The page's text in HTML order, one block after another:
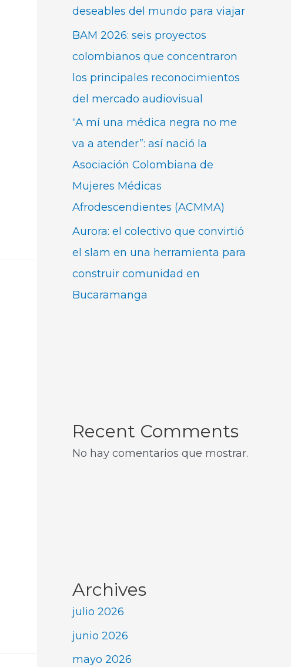
deseables del mundo para viajar
BAM 2026: seis proyectos
colombianos que concentraron
los principales reconocimientos
del mercado audiovisual
“A mí una médica negra no me
va a atender”: así nació la
Asociación Colombiana de
Mujeres Médicas
Afrodescendientes (ACMMA)
Aurora: el colectivo que convirtió
el slam en una herramienta para
construir comunidad en
Bucaramanga
Recent Comments
No hay comentarios que mostrar.
Archives
julio 2026
junio 2026
mayo 2026